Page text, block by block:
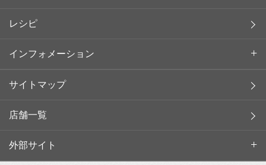
レシピ
インフォメーション
サイトマップ
店舗一覧
外部サイト